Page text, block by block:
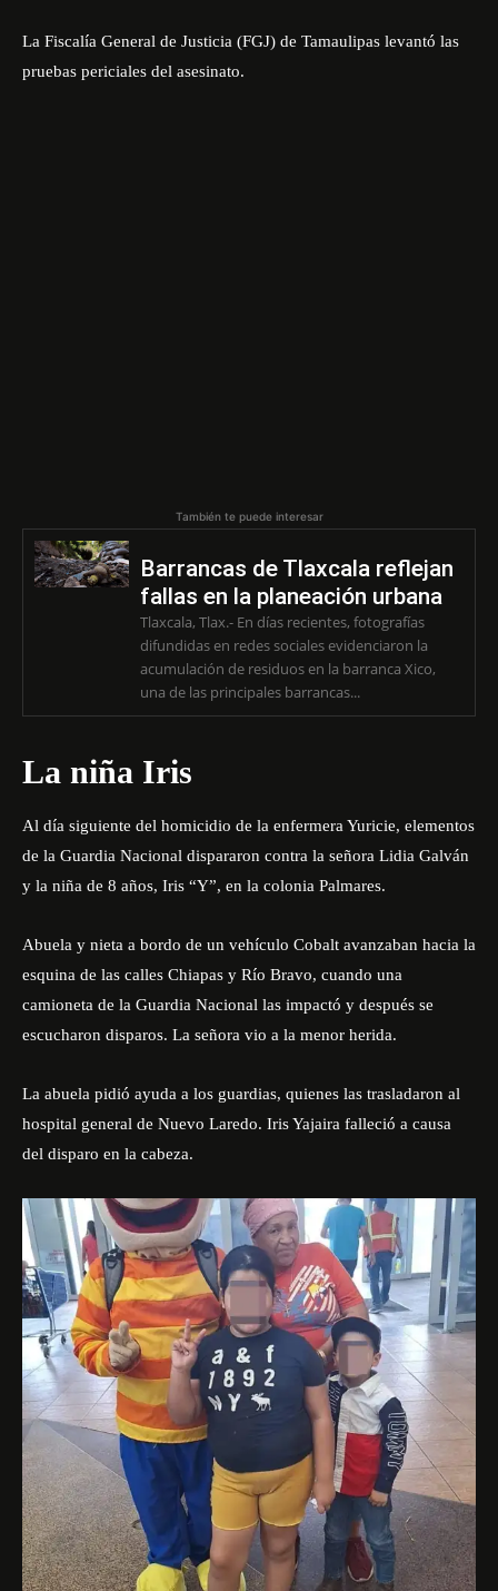
La Fiscalía General de Justicia (FGJ) de Tamaulipas levantó las
pruebas periciales del asesinato.
También te puede interesar
Barrancas de Tlaxcala reflejan
fallas en la planeación urbana
Tlaxcala, Tlax.- En días recientes, fotografías
difundidas en redes sociales evidenciaron la
acumulación de residuos en la barranca Xico,
una de las principales barrancas...
La niña Iris
Al día siguiente del homicidio de la enfermera Yuricie, elementos
de la Guardia Nacional dispararon contra la señora Lidia Galván
y la niña de 8 años, Iris “Y”, en la colonia Palmares.
Abuela y nieta a bordo de un vehículo Cobalt avanzaban hacia la
esquina de las calles Chiapas y Río Bravo, cuando una
camioneta de la Guardia Nacional las impactó y después se
escucharon disparos. La señora vio a la menor herida.
La abuela pidió ayuda a los guardias, quienes las trasladaron al
hospital general de Nuevo Laredo. Iris Yajaira falleció a causa
del disparo en la cabeza.